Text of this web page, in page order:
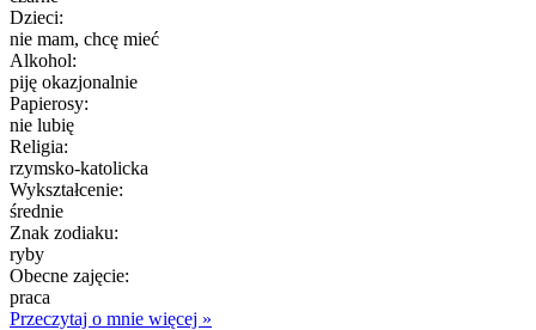
Dzieci:
nie mam, chcę mieć
Alkohol:
piję okazjonalnie
Papierosy:
nie lubię
Religia:
rzymsko-katolicka
Wykształcenie:
średnie
Znak zodiaku:
ryby
Obecne zajęcie:
praca
Przeczytaj o mnie więcej »